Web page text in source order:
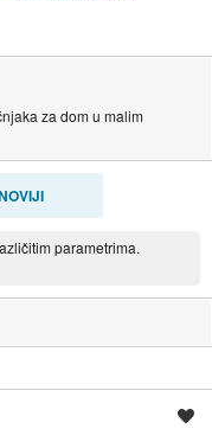
za dom u malim
parametrima.